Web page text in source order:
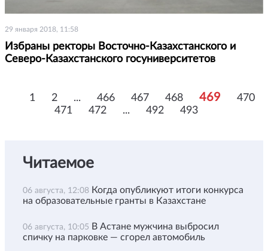
29 января 2018, 11:58
Избраны ректоры Восточно-Казахстанского и
Северо-Казахстанского госуниверситетов
1 2 ... 466 467 468 469
470
471
472 ... 492 493
Читаемое
06 августа, 12:08 Когда опубликуют итоги конкурса
на образовательные гранты в Казахстане
06 августа, 10:05 В Астане мужчина выбросил
спичку на парковке — сгорел автомобиль